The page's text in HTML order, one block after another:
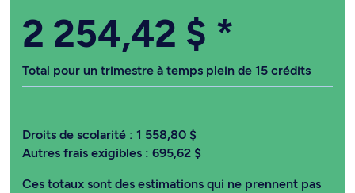
2 254,42 $ *
Total pour un trimestre à temps plein de 15 crédits
Droits de scolarité : 1 558,80 $
Autres frais exigibles : 695,62 $
Ces totaux sont des estimations qui ne prennent pas